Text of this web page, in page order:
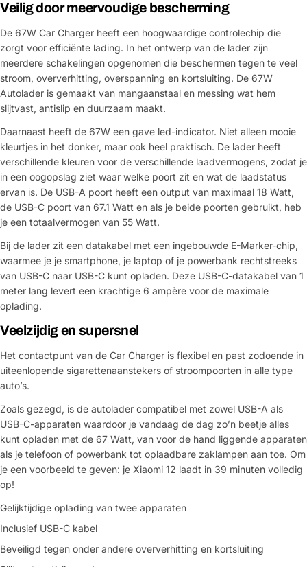
Veilig door meervoudige bescherming
De 67W Car Charger heeft een hoogwaardige controlechip die
zorgt voor efficiënte lading. In het ontwerp van de lader zijn
meerdere schakelingen opgenomen die beschermen tegen te veel
stroom, oververhitting, overspanning en kortsluiting. De 67W
Autolader is gemaakt van mangaanstaal en messing wat hem
slijtvast, antislip en duurzaam maakt.
Daarnaast heeft de 67W een gave led-indicator. Niet alleen mooie
kleurtjes in het donker, maar ook heel praktisch. De lader heeft
verschillende kleuren voor de verschillende laadvermogens, zodat je
in een oogopslag ziet waar welke poort zit en wat de laadstatus
ervan is. De USB-A poort heeft een output van maximaal 18 Watt,
de USB-C poort van 67.1 Watt en als je beide poorten gebruikt, heb
je een totaalvermogen van 55 Watt.
Bij de lader zit een datakabel met een ingebouwde E-Marker-chip,
waarmee je je smartphone, je laptop of je powerbank rechtstreeks
van USB-C naar USB-C kunt opladen. Deze USB-C-datakabel van 1
meter lang levert een krachtige 6 ampère voor de maximale
oplading.
Veelzijdig en supersnel
Het contactpunt van de Car Charger is flexibel en past zodoende in
uiteenlopende sigarettenaanstekers of stroompoorten in alle type
auto’s.
Zoals gezegd, is de autolader compatibel met zowel USB-A als
USB-C-apparaten waardoor je vandaag de dag zo’n beetje alles
kunt opladen met de 67 Watt, van voor de hand liggende apparaten
als je telefoon of powerbank tot oplaadbare zaklampen aan toe. Om
je een voorbeeld te geven: je Xiaomi 12 laadt in 39 minuten volledig
op!
Gelijktijdige oplading van twee apparaten
Inclusief USB-C kabel
Beveiligd tegen onder andere oververhitting en kortsluiting